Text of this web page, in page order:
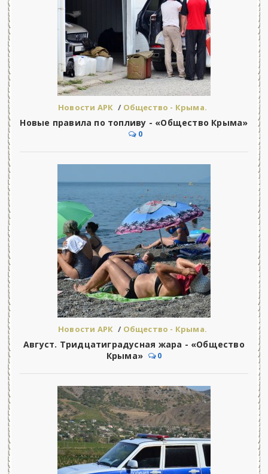
Новости АРК / Общество - Крыма.
Новые правила по топливу - «Общество Крыма»
0
Новости АРК / Общество - Крыма.
Август. Тридцатиградусная жара - «Общество
Крыма»
0